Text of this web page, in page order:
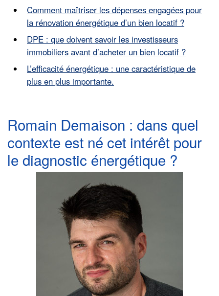
Comment maîtriser les dépenses engagées pour
la rénovation énergétique d’un bien locatif ?
DPE : que doivent savoir les investisseurs
immobiliers avant d’acheter un bien locatif ?
L’efficacité énergétique : une caractéristique de
plus en plus importante.
Romain Demaison : dans quel
contexte est né cet intérêt pour
le diagnostic énergétique ?